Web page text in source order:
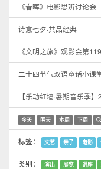
《春晖》电影思辨讨论会
诗意七夕·共品经典
《文明之旅》观影会第
二十四节气双语童话小课
【乐动红墙·暑期音乐季
今天 明天 本周 下周
标签： 文艺 亲子 电影
类别： 演出 展览 讲座